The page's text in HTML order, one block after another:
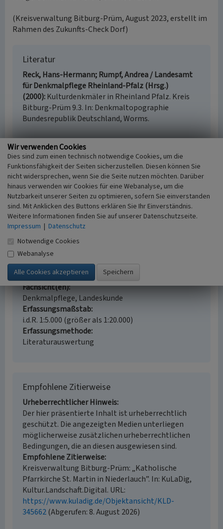
(Kreisverwaltung Bitburg-Prüm, August 2023, erstellt im
Rahmen des Zukunfts-Check Dorf)
Literatur
Reck, Hans-Hermann; Rumpf, Andrea / Landesamt
für Denkmalpflege Rheinland-Pfalz (Hrsg.)
(2000) Kulturdenkmäler in Rheinland Pfalz. Kreis
Bitburg-Prüm 9.3. In: Denkmaltopographie
Bundesrepublik Deutschland, Worms.
Katholische Pfarrkirche St. Martin in
Niederlauch
Schlagwörter
Pfarrkirche
Straße / Hausnummer
Kirchweg 1
54614 Niederlauch
Gesetzlich geschütztes Kulturdenkmal
Geschütztes Kulturdenkmal gem. § 8 DSchG
Rheinland-Pfalz
Fachsicht(en)
Denkmalpflege, Landeskunde
Erfassungsmaßstab
i.d.R. 1:5.000 (größer als 1:20.000)
Erfassungsmethode
Literaturauswertung
Empfohlene Zitierweise
Urheberrechtlicher Hinweis
Der hier präsentierte Inhalt ist urheberrechtlich
geschützt. Die angezeigten Medien unterliegen
möglicherweise zusätzlichen urheberrechtlichen
Bedingungen, die an diesen ausgewiesen sind.
Empfohlene Zitierweise
Kreisverwaltung Bitburg-Prüm: „Katholische
Pfarrkirche St. Martin in Niederlauch”. In: KuLaDig,
Kultur.Landschaft.Digital. URL:
https://www.kuladig.de/Objektansicht/KLD-
345662(Abgerufen: 8. August 2026)
Wir verwenden Cookies
Dies sind zum einen technisch notwendige Cookies, um die
Funktionsfähigkeit der Seiten sicherzustellen. Diesen können Sie
nicht widersprechen, wenn Sie die Seite nutzen möchten. Darüber
hinaus verwenden wir Cookies für eine Webanalyse, um die
Nutzbarkeit unserer Seiten zu optimieren, sofern Sie einverstanden
sind. Mit Anklicken des Buttons erklären Sie Ihr Einverständnis.
Weitere Informationen finden Sie auf unserer Datenschutzseite.
Impressum | Datenschutz
Notwendige Cookies
Webanalyse